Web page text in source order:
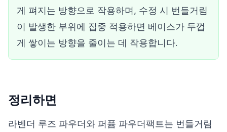
게 펴지는 방향으로 작용하며, 수정 시 번들거림
이 발생한 부위에 집중 적용하면 베이스가 두껍
게 쌓이는 방향을 줄이는 데 작용합니다.
정리하면
라벤더 루즈 파우더와 퍼퓸 파우더팩트는 번들거림